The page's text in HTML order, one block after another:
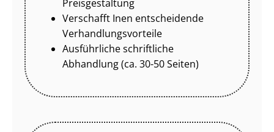
Preisgestaltung
Verschafft Inen entscheidende
Ver­hand­lungs­vor­tei­le
Ausführliche schriftliche
Abhandlung (ca. 30-50 Seiten)